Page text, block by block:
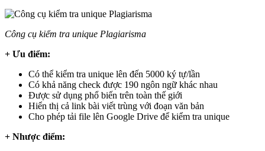
Công cụ kiểm tra unique Plagiarisma
+ Ưu điểm:
Có thể kiểm tra unique lên đến 5000 ký tự/lần
Có khả năng check được 190 ngôn ngữ khác nhau
Được sử dụng phổ biến trên toàn thế giới
Hiển thị cả link bài viết trùng với đoạn văn bản
Cho phép tải file lên Google Drive để kiểm tra unique
+ Nhược điểm: